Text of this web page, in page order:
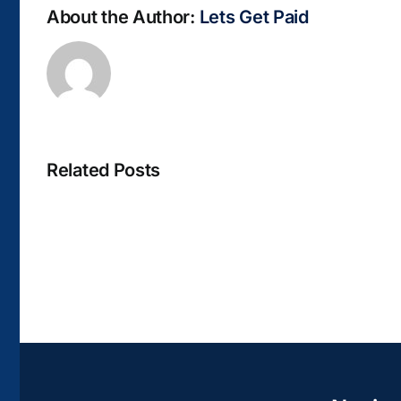
About the Author: Lets Get Paid
Related Posts
Biblioteca